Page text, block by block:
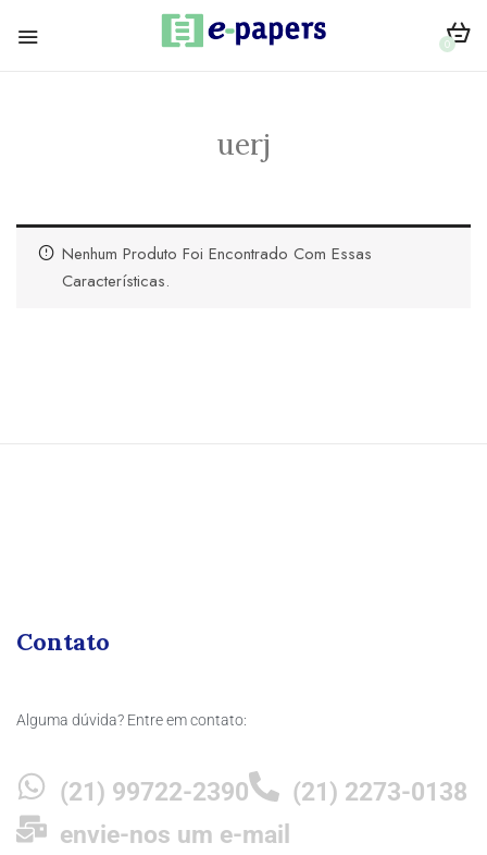
0
uerj
Nenhum Produto Foi Encontrado Com Essas
Características.
Contato
Alguma dúvida? Entre em contato:
(21) 99722-2390
(21) 2273-0138
envie-nos um e-mail